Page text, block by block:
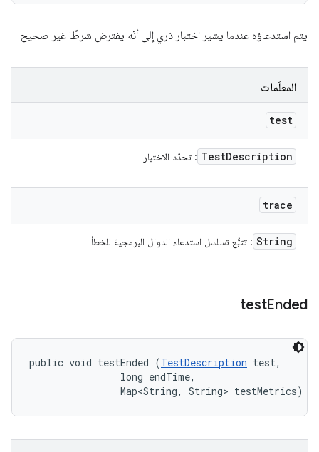
يتم استدعاؤه عندما يشير اختبار ذري إلى أنّه يفترض شرطًا غير صحيح
المعلَمات
test
TestDescription : تحدّد الاختبار
trace
String : تتبُّع تسلسل استدعاء الدوال البرمجية للخطأ
testEnded
public void testEnded (TestDescription test,
                long endTime,
                Map<String, String> testMetrics)